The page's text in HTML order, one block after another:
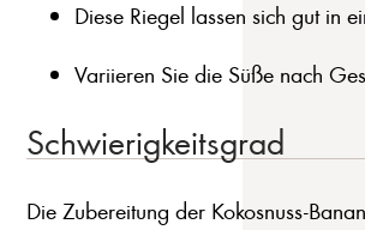
Diese Riegel lassen sich gut in
Variieren Sie die Süße nach
Schwierigkeitsgrad
Die Zubereitung der Kokosnuss-